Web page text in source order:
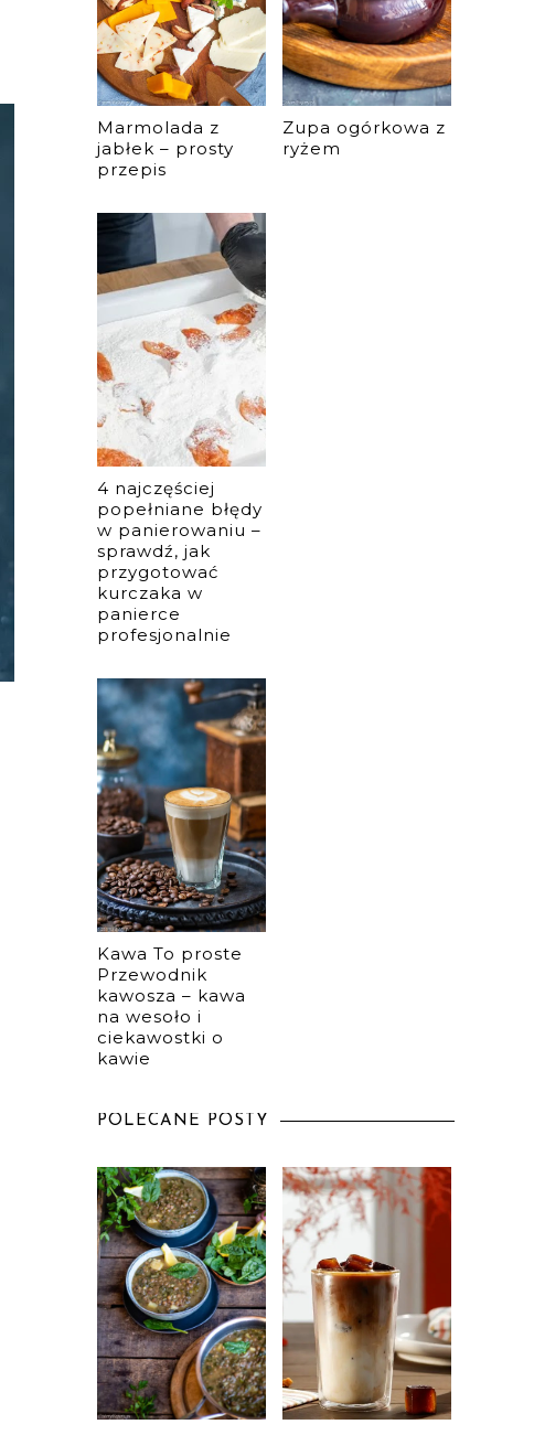
Marmolada z
jabłek – prosty
przepis
Zupa ogórkowa z
ryżem
4 najczęściej
popełniane błędy
w panierowaniu –
sprawdź, jak
przygotować
kurczaka w
panierce
profesjonalnie
Kawa To proste
Przewodnik
kawosza – kawa
na wesoło i
ciekawostki o
kawie
POLECANE POSTY